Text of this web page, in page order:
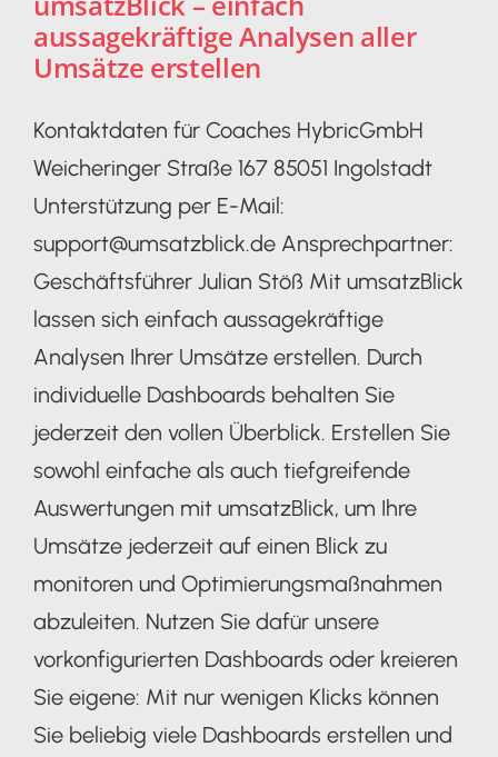
aussagekräftige Analysen aller
Umsätze erstellen
Kontaktdaten für Coaches HybricGmbH
Weicheringer Straße 167 85051 Ingolstadt
Unterstützung per E-Mail:
support@umsatzblick.de Ansprechpartner:
Geschäftsführer Julian Stöß Mit umsatzBlick
lassen sich einfach aussagekräftige
Analysen Ihrer Umsätze erstellen. Durch
individuelle Dashboards behalten Sie
jederzeit den vollen Überblick. Erstellen Sie
sowohl einfache als auch tiefgreifende
Auswertungen mit umsatzBlick, um Ihre
Umsätze jederzeit auf einen Blick zu
monitoren und Optimierungsmaßnahmen
abzuleiten. Nutzen Sie dafür unsere
vorkonfigurierten Dashboards oder kreieren
Sie eigene: Mit nur wenigen Klicks können
Sie beliebig viele Dashboards erstellen und